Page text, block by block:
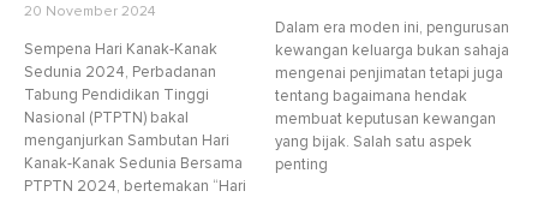
20 November 2024
Sempena Hari Kanak-Kanak
Sedunia 2024, Perbadanan
Tabung Pendidikan Tinggi
Nasional (PTPTN) bakal
menganjurkan Sambutan Hari
Kanak-Kanak Sedunia Bersama
PTPTN 2024, bertemakan “Hari
Dalam era moden ini, pengurusan
kewangan keluarga bukan sahaja
mengenai penjimatan tetapi juga
tentang bagaimana hendak
membuat keputusan kewangan
yang bijak. Salah satu aspek
penting